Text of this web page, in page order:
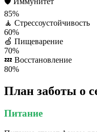
85%
🧘 Стрессоустойчивость
60%
🍏 Пищеварение
70%
💤 Восстановление
80%
План заботы о
Питание